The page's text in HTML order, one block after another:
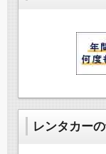
レンタカー